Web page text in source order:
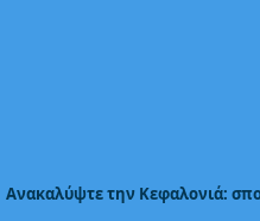
Ανακαλύψτε την Κεφαλονιά: